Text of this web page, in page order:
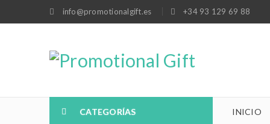
info@promotionalgift.es +34 93 129 69 88
CATEGORÍAS INICIO